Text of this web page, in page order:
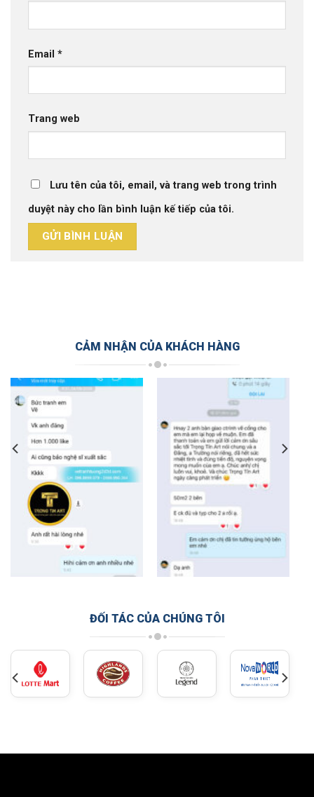
Email *
Trang web
Lưu tên của tôi, email, và trang web trong trình
duyệt này cho lần bình luận kế tiếp của tôi.
CẢM NHẬN CỦA KHÁCH HÀNG
ĐỐI TÁC CỦA CHÚNG TÔI